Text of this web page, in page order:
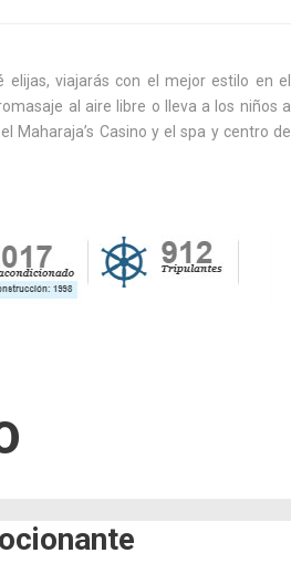
viajarás con el mejor estilo en el
al aire libre o lleva a los niños a
Maharaja’s Casino y el spa y centro de